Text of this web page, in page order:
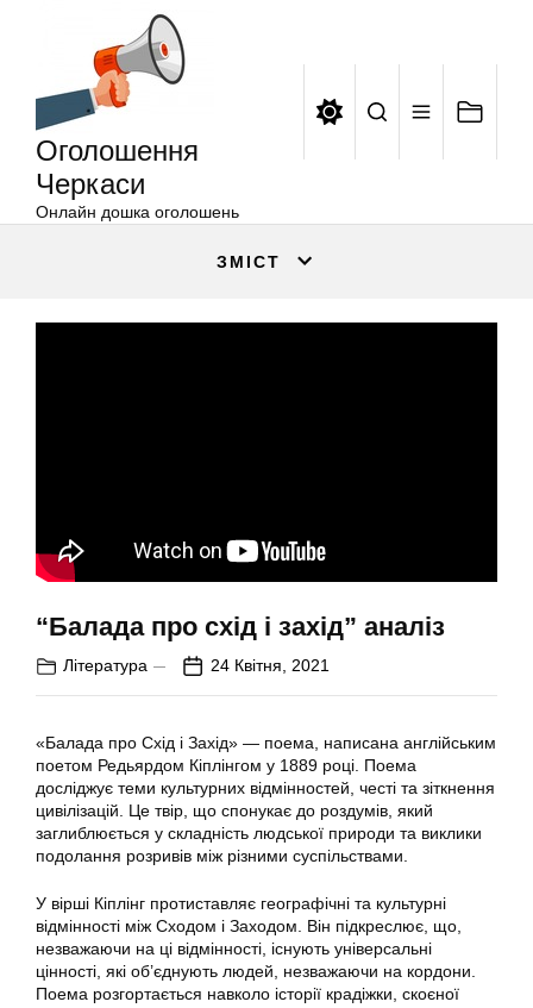
Оголошення
Черкаси
Онлайн дошка оголошень
ЗМІСТ
“Балада про схід і захід” аналіз
Література 24 Квітня, 2021
«Балада про Схід і Захід» — поема, написана англійським
поетом Редьярдом Кіплінгом у 1889 році. Поема
досліджує теми культурних відмінностей, честі та зіткнення
цивілізацій. Це твір, що спонукає до роздумів, який
заглиблюється у складність людської природи та виклики
подолання розривів між різними суспільствами.
У вірші Кіплінг протиставляє географічні та культурні
відмінності між Сходом і Заходом. Він підкреслює, що,
незважаючи на ці відмінності, існують універсальні
цінності, які об’єднують людей, незважаючи на кордони.
Поема розгортається навколо історії крадіжки, скоєної